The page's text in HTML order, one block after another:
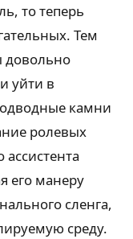
то теперь
Тем
довольно
уйти в
камни
ролевых
его манеру
сленга,
среду.